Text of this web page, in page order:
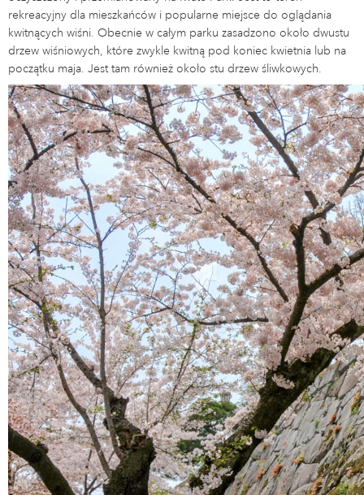
rekreacyjny dla mieszkańców i popularne miejsce do oglądania
kwitnących wiśni. Obecnie w całym parku zasadzono około dwustu
drzew wiśniowych, które zwykle kwitną pod koniec kwietnia lub na
początku maja. Jest tam również około stu drzew śliwkowych.